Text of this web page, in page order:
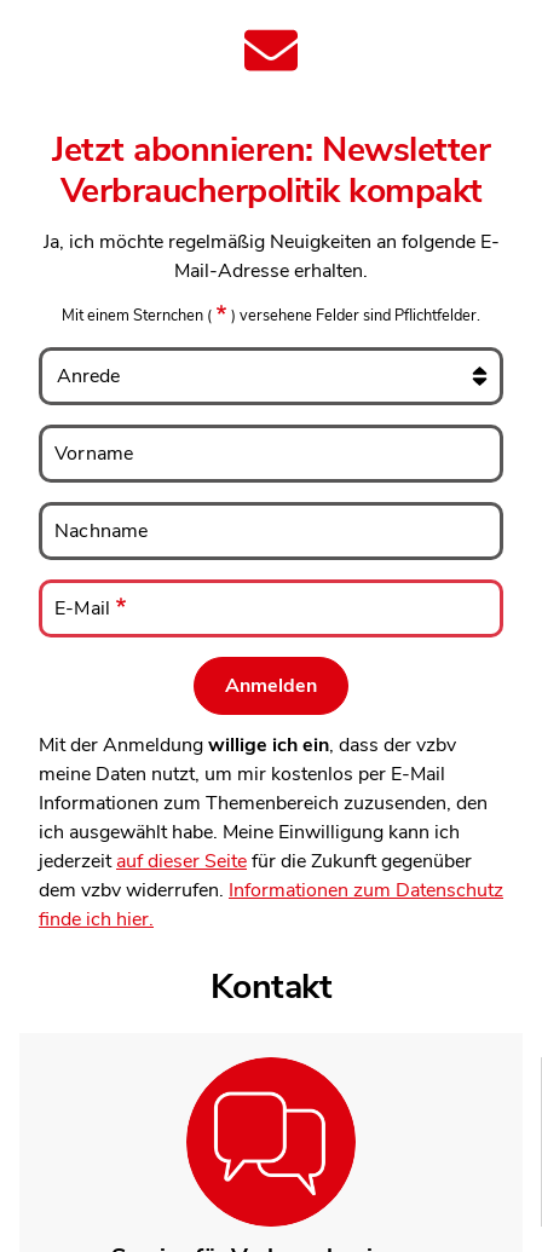
Jetzt abonnieren: Newsletter
Verbraucherpolitik kompakt
Ja, ich möchte regelmäßig Neuigkeiten an folgende E-
Mail-Adresse erhalten.
Mit einem Sternchen ( ) versehene Felder sind Pflichtfelder.
Anrede
Vorname
Vorname
Nachname
Nachname
E-
Mail
E-Mail
Mit der Anmeldungwillige ich ein, dass der vzbv
meine Daten nutzt, um mir kostenlos per E-Mail
Informationen zum Themenbereich zuzusenden, den
ich ausgewählt habe. Meine Einwilligung kann ich
jederzeitauf dieser Seitefür die Zukunft gegenüber
dem vzbv widerrufen. Informationen zum Datenschutz
finde ich hier.
Kontakt